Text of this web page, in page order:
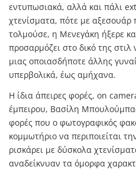
εντυπωσιακά, αλλά και πάλι
χτενίσματα, πότε με
τολμούσε, η Μενεγάκη ήξερε
προσαρμόζει στο δικό της
μιας οποιασδήποτε άλλης
υπερβολικά, έως αμήχανα.
Η ίδια άπειρες φορές, on
έμπειρου, Βασίλη
φορές που ο φωτογραφικός
κομμωτήριο να περιποιείται
ρισκάρει με δύσκολα
αναδείκνυαν τα όμορφα